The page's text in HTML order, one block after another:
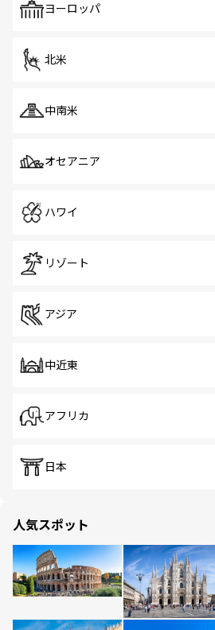
で、ホーカーズは地元の風情
ヨーロッパ
北米
中南米
オセアニア
ハワイ
リゾート
アジア
中近東
アフリカ
日本
人気スポット